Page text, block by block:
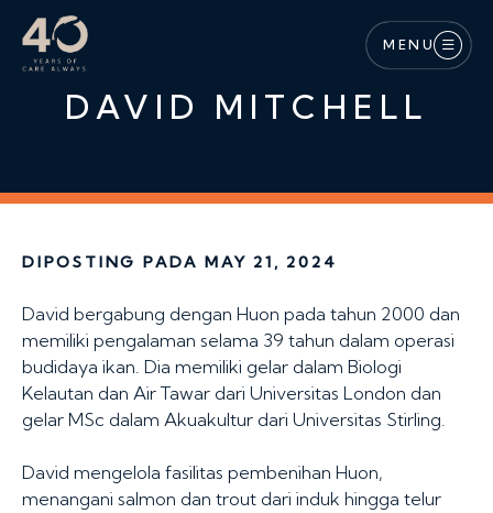
Lewati ke konten utama
MENU
DAVID MITCHELL
DIPOSTING PADA MAY 21, 2024
David bergabung dengan Huon pada tahun 2000 dan
memiliki pengalaman selama 39 tahun dalam operasi
budidaya ikan. Dia memiliki gelar dalam Biologi
Kelautan dan Air Tawar dari Universitas London dan
gelar MSc dalam Akuakultur dari Universitas Stirling.
David mengelola fasilitas pembenihan Huon,
menangani salmon dan trout dari induk hingga telur